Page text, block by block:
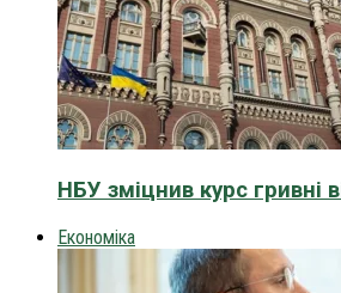
НБУ зміцнив курс гривні
Економіка